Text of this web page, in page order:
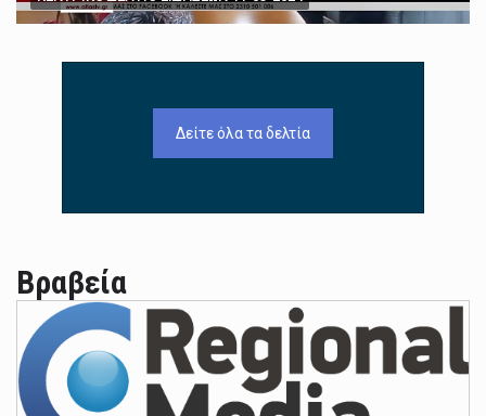
Δείτε όλα τα δελτία
Βραβεία